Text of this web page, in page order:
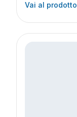
Vai al prodotto